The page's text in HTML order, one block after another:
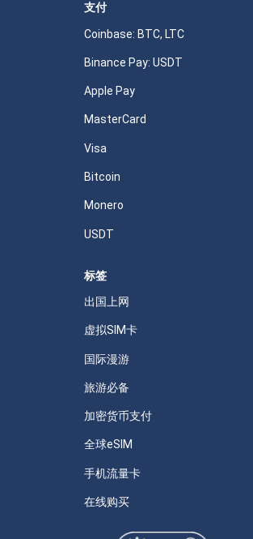
支付
Coinbase: BTC, LTC
Binance Pay: USDT
Apple Pay
MasterCard
Visa
Bitcoin
Monero
USDT
标签
出国上网
虚拟SIM卡
国际漫游
旅游必备
加密货币支付
全球eSIM
手机流量卡
在线购买